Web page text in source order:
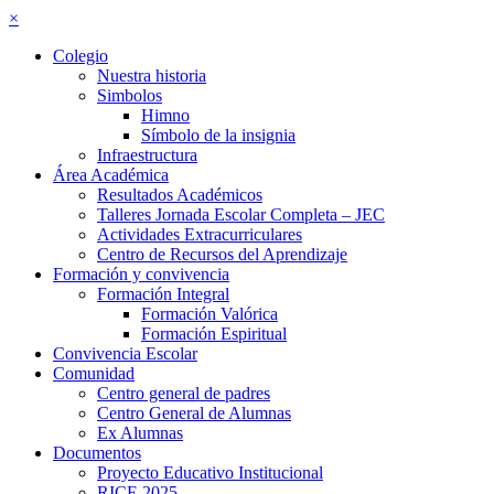
×
Colegio
Nuestra historia
Simbolos
Himno
Símbolo de la insignia
Infraestructura
Área Académica
Resultados Académicos
Talleres Jornada Escolar Completa – JEC
Actividades Extracurriculares
Centro de Recursos del Aprendizaje
Formación y convivencia
Formación Integral
Formación Valórica
Formación Espiritual
Convivencia Escolar
Comunidad
Centro general de padres
Centro General de Alumnas
Ex Alumnas
Documentos
Proyecto Educativo Institucional